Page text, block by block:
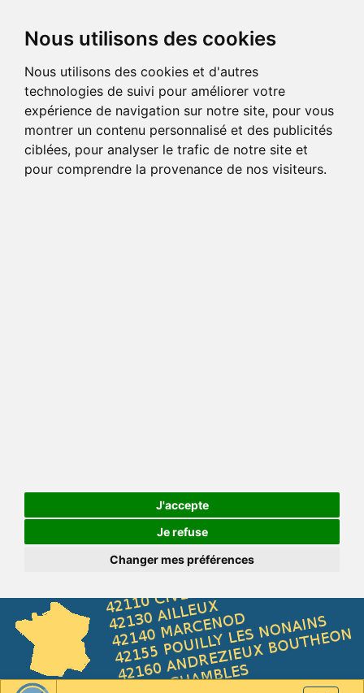
Nous utilisons des cookies
Nous utilisons des cookies et d'autres
technologies de suivi pour améliorer votre
expérience de navigation sur notre site, pour vous
montrer un contenu personnalisé et des publicités
ciblées, pour analyser le trafic de notre site et
pour comprendre la provenance de nos visiteurs.
J'accepte
Je refuse
Changer mes préférences